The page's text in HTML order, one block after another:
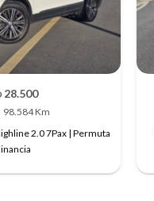
28.500
98.584 Km
2.0 7Pax | Permuta